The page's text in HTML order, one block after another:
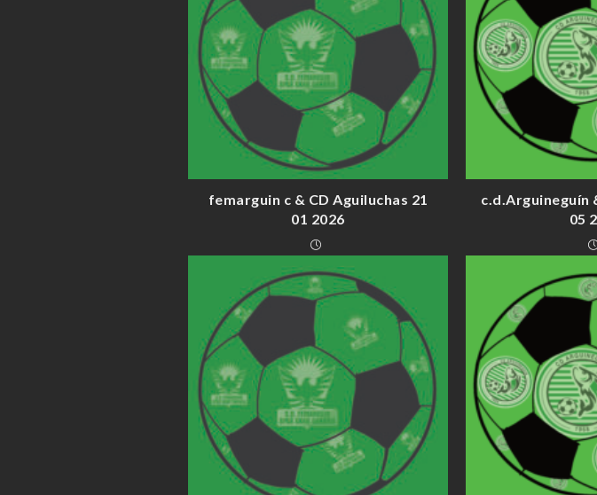
femarguin c & CD Aguiluchas 21
01 2026
c.d.Arguineguín
05